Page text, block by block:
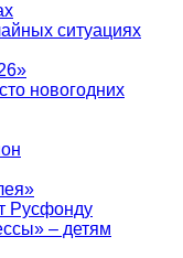
ситуациях
новогодних
Русфонду
– детям